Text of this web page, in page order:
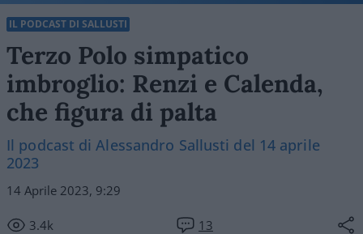
IL PODCAST DI SALLUSTI
Terzo Polo simpatico
imbroglio: Renzi e Calenda,
che figura di palta
Il podcast di Alessandro Sallusti del 14 aprile
2023
14 Aprile 2023, 9:29
3.4k 13